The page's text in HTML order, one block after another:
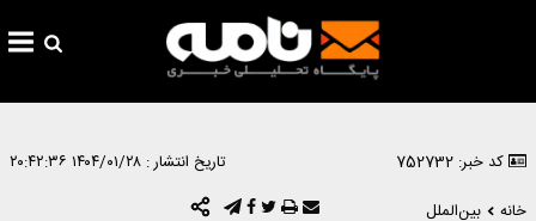
کد خبر: 752732 تاریخ انتشار : ۱۴۰۴/۰۱/۲۸ ۲۰:۴۲:۳۶
خانه
بین‌الملل